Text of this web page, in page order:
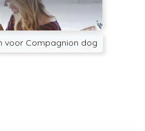
voor Compagnion dog